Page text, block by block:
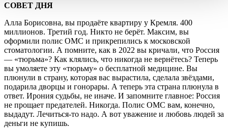
СОВЕТ ДНЯ
Алла Борисовна, вы продаёте квартиру у Кремля. 400
миллионов. Третий год. Никто не берёт. Максим, вы
оформили полис ОМС и прикрепились к московской
стоматологии. А помните, как в 2022 вы кричали, что Россия
— «тюрьма»? Как клялись, что никогда не вернётесь? Теперь
вы умоляете эту «тюрьму» о бесплатной медицине. Вы
плюнули в страну, которая вас вырастила, сделала звёздами,
подарила дворцы и гонорары. А теперь эта страна плюнула в
ответ. Ирония судьбы, не иначе. И запомните главное: Россия
не прощает предателей. Никогда. Полис ОМС вам, конечно,
выдадут. Лечиться-то надо. А вот уважение и любовь людей за
деньги не купишь.